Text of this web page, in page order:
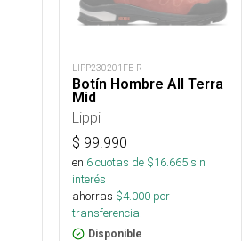
LIPP230201FE-R
Botín Hombre All Terra
Mid
Lippi
$ 99.990
en 6cuotas de $16.665sin
interés
ahorras $4.000 por
transferencia.
Disponible